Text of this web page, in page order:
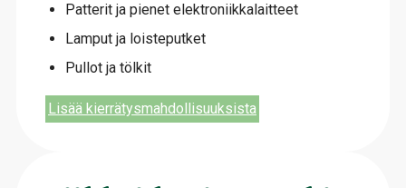
Patterit ja pienet elektroniikkalaitteet
Lamput ja loisteputket
Pullot ja tölkit
Lisää kierrätysmahdollisuuksista